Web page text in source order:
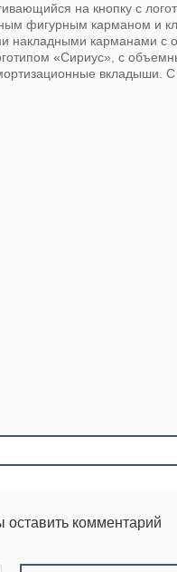
на кнопку с
фигурным карманом и
накладными карманами с
«Сириус», с
вкладыши.
оставить комментарий